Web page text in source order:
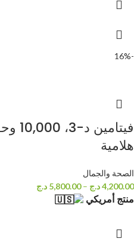
-16%
هلامية
الصحة والجمال
4,200.00د.ج –
5,800.00 د.ج
منتج أمريكي